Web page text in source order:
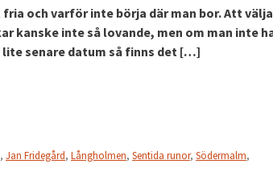
och varför inte börja där man bor. Att välja
kanske inte så lovande, men om man inte
senare datum så finns det […]
, Jan Fridegård, Långholmen, Sentida runor, Södermalm,